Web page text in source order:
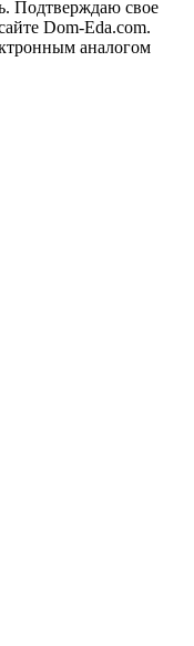
Подтверждаю свое
Dom-Eda.com.
аналогом